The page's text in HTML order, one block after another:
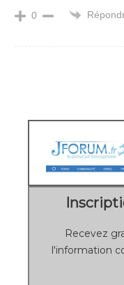
0
Recevez
l'information